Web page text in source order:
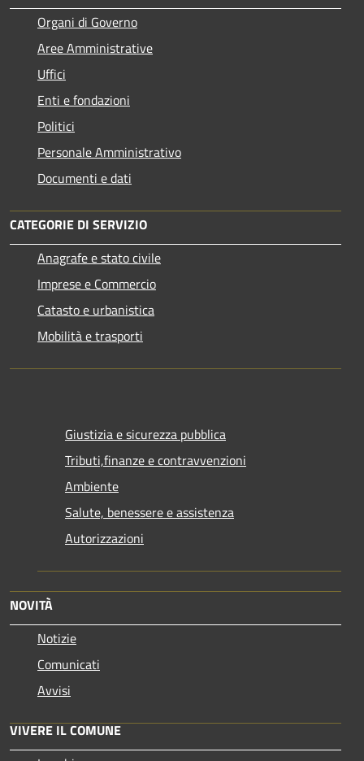
Organi di Governo
Aree Amministrative
Uffici
Enti e fondazioni
Politici
Personale Amministrativo
Documenti e dati
CATEGORIE DI SERVIZIO
Anagrafe e stato civile
Imprese e Commercio
Catasto e urbanistica
Mobilità e trasporti
Giustizia e sicurezza pubblica
Tributi,finanze e contravvenzioni
Ambiente
Salute, benessere e assistenza
Autorizzazioni
NOVITÀ
Notizie
Comunicati
Avvisi
VIVERE IL COMUNE